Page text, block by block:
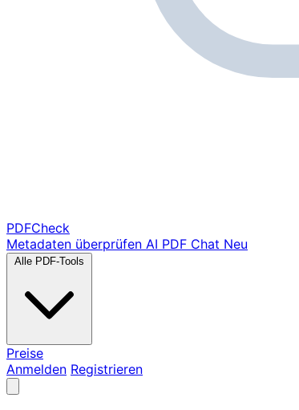
PDFCheck
Metadaten überprüfen AI PDF Chat Neu
Alle PDF-Tools
Preise
Anmelden Registrieren